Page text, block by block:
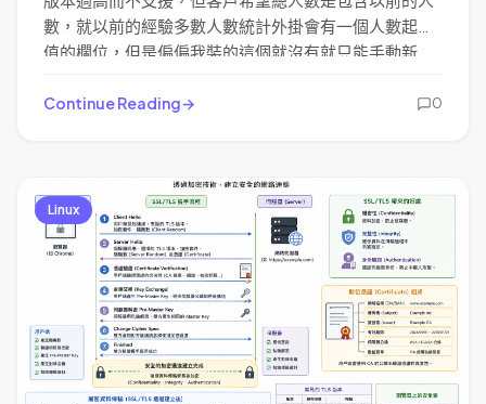
數，就以前的經驗多數人數統計外掛會有一個人數起始
值的欄位，但是偏偏我裝的這個就沒有就只能手動新
都超多層也會切mvc，就想到Linux grep 搜尋功能快速
Continue Reading 0
Linux